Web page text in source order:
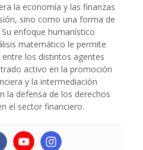
la economía y las finanzas
sino como una forma de
enfoque humanístico
matemático le permite
los distintos agentes
activo en la promoción
y la intermediación
la defensa de los derechos
el sector financiero.